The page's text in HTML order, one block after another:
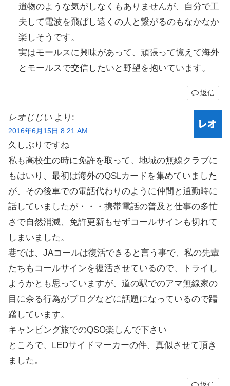
遺物のような気がしなくもありませんが、自分で工
夫して電波を飛ばし遠くの人と繋がるのもなかなか
楽しそうです。
実はモールスに興味があって、頑張って憶えて海外
とモールスで交信したいと野望を抱いています。
返信
レオじじい より:
2016年6月15日 8:21 AM
久しぶりですね
私も高校生の時に免許を取って、地域の無線クラブに
もはいり、最初は海外のQSLカードを集めていました
が、その後車での電話代わりのように仲間と通勤時に
話していましたが・・・携帯電話の普及と仕事の多忙
さで自然消滅、免許更新もせずコールサインも切れて
しまいました。
巷では、JAコールは復活できると言う事で、私の先輩
たちもコールサインを復活させているので、トライし
ようかとも思っていますが、道の駅でのアマ無線家の
目に余る行為がブログなどに話題になっているので躊
躇しています。
キャンピング旅でのQSO楽しんで下さい
ところで、LEDサイドマーカーの件、真似させて頂き
ました。